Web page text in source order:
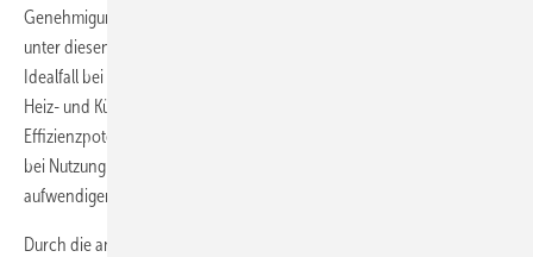
Genehmigungsaufwand für geothermische Wärmepumpen lohnt sich
unter diesen Umständen nur noch für gewerbliche Gebäude, im
Idealfall bei Anlagen mit gleichzeitigem oder phasenverschobenem
Heiz- und Kühlbedarf. Bedauerlich sei, dass das höhere
Effizienzpotenzial der oberflächennahen Geothermie, insbesondere
bei Nutzung der Heiz- und Kühlfunktion, bislang wegen der
aufwendigen Genehmigungsverfahren wenig genutzt werde.
Durch die angekündigten Hocheffizienz-Luft/Wasser-Wärmepumpen